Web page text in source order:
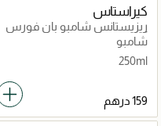
كيراستاس
ريزيستانس شامبو بان فورس
أركيتكت 250مل
شامبو
250ml